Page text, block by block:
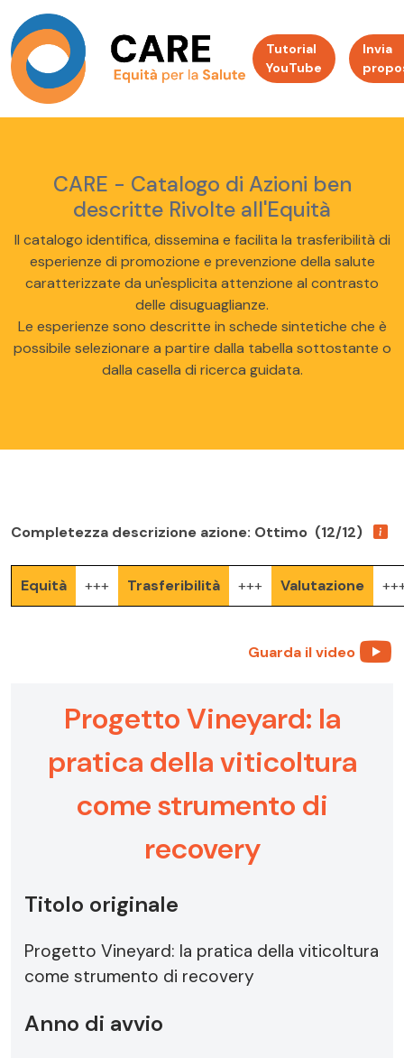
Tutorial
YouTube
Invia
CARE - Catalogo di Azioni ben
descritte Rivolte all'Equità
Il catalogo identifica, dissemina e facilita la trasferibilità di
esperienze di promozione e prevenzione della salute
caratterizzate da un'esplicita attenzione al contrasto
delle disuguaglianze.
Le esperienze sono descritte in schede sintetiche che è
possibile selezionare a partire dalla tabella sottostante o
dalla casella di ricerca guidata.
Completezza descrizione azione: Ottimo (12/12)
Equità +++ Trasferibilità +++ Valutazione
Guarda il video
Progetto Vineyard: la
pratica della viticoltura
come strumento di
recovery
Titolo originale
Progetto Vineyard: la pratica della viticoltura
come strumento di recovery
Anno di avvio